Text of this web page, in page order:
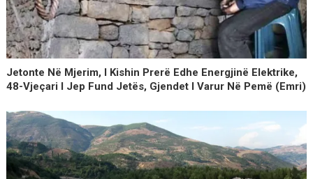
Jetonte Në Mjerim, I Kishin Prerë Edhe Energjinë Elektrike,
48-Vjeçari I Jep Fund Jetës, Gjendet I Varur Në Pemë (Emri)